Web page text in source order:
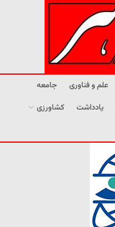
علم و فناوری
جامعه
یادداشت
کشاورزی